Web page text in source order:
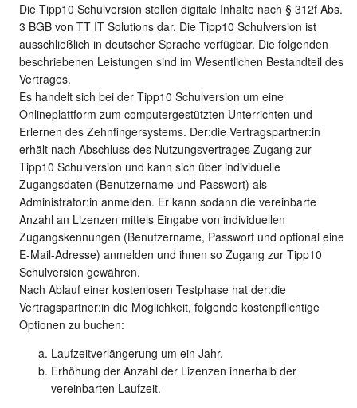
Die Tipp10 Schulversion stellen digitale Inhalte nach § 312f Abs.
3 BGB von TT IT Solutions dar. Die Tipp10 Schulversion ist
ausschließlich in deutscher Sprache verfügbar. Die folgenden
beschriebenen Leistungen sind im Wesentlichen Bestandteil des
Vertrages.
Es handelt sich bei der Tipp10 Schulversion um eine
Onlineplattform zum computergestützten Unterrichten und
Erlernen des Zehnfingersystems. Der:die Vertragspartner:in
erhält nach Abschluss des Nutzungsvertrages Zugang zur
Tipp10 Schulversion und kann sich über individuelle
Zugangsdaten (Benutzername und Passwort) als
Administrator:in anmelden. Er kann sodann die vereinbarte
Anzahl an Lizenzen mittels Eingabe von individuellen
Zugangskennungen (Benutzername, Passwort und optional eine
E-Mail-Adresse) anmelden und ihnen so Zugang zur Tipp10
Schulversion gewähren.
Nach Ablauf einer kostenlosen Testphase hat der:die
Vertragspartner:in die Möglichkeit, folgende kostenpflichtige
Optionen zu buchen:
Laufzeitverlängerung um ein Jahr,
Erhöhung der Anzahl der Lizenzen innerhalb der
vereinbarten Laufzeit.